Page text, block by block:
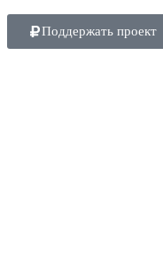
Поддержать проект